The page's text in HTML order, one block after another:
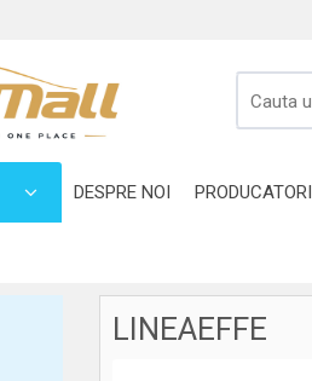
DESPRE NOI PRODUCATORI
LINEAEFFE